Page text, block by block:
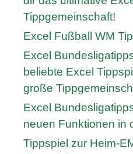
Tippgemeinschaft!
Excel Fußball WM
Excel
beliebte Excel
große
Excel
neuen Funktionen in
Tippspiel zur Heim-